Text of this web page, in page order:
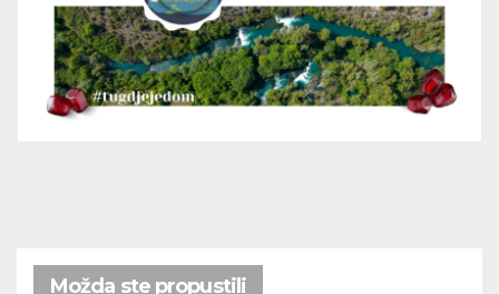
Možda ste propustili